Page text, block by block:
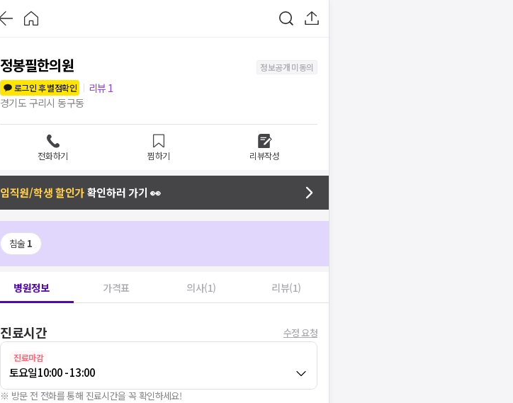
정봉필한의원
정보공개 미동의
로그인 후 별점확인
리뷰 1
경기도 구리시 동구동
전화하기 찜하기 리뷰작성
임직원/학생 할인가확인하러 가기 👀
침술 1
병원정보 가격표 의사(1) 리뷰(1)
진료시간 수정 요청
진료마감
토요일10:00 - 13:00
※ 방문 전 전화를 통해 진료시간을 꼭 확인하세요!